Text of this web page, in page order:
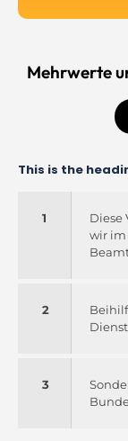
Mehrwerte
This is the
1
Diese
wir im
2
3